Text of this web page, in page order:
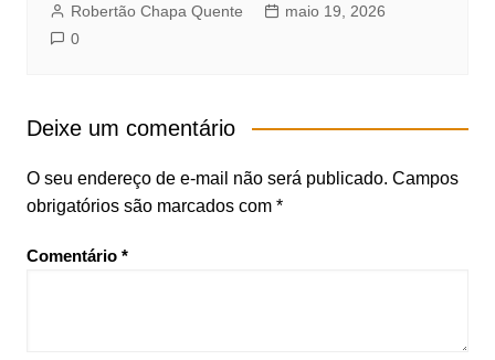
Robertão Chapa Quente
maio 19, 2026
0
Deixe um comentário
O seu endereço de e-mail não será publicado. Campos
obrigatórios são marcados com *
Comentário *